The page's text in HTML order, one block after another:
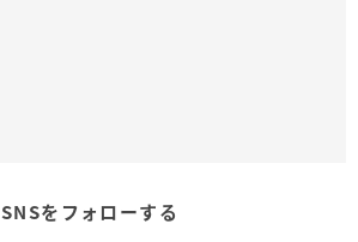
SNSをフォローする